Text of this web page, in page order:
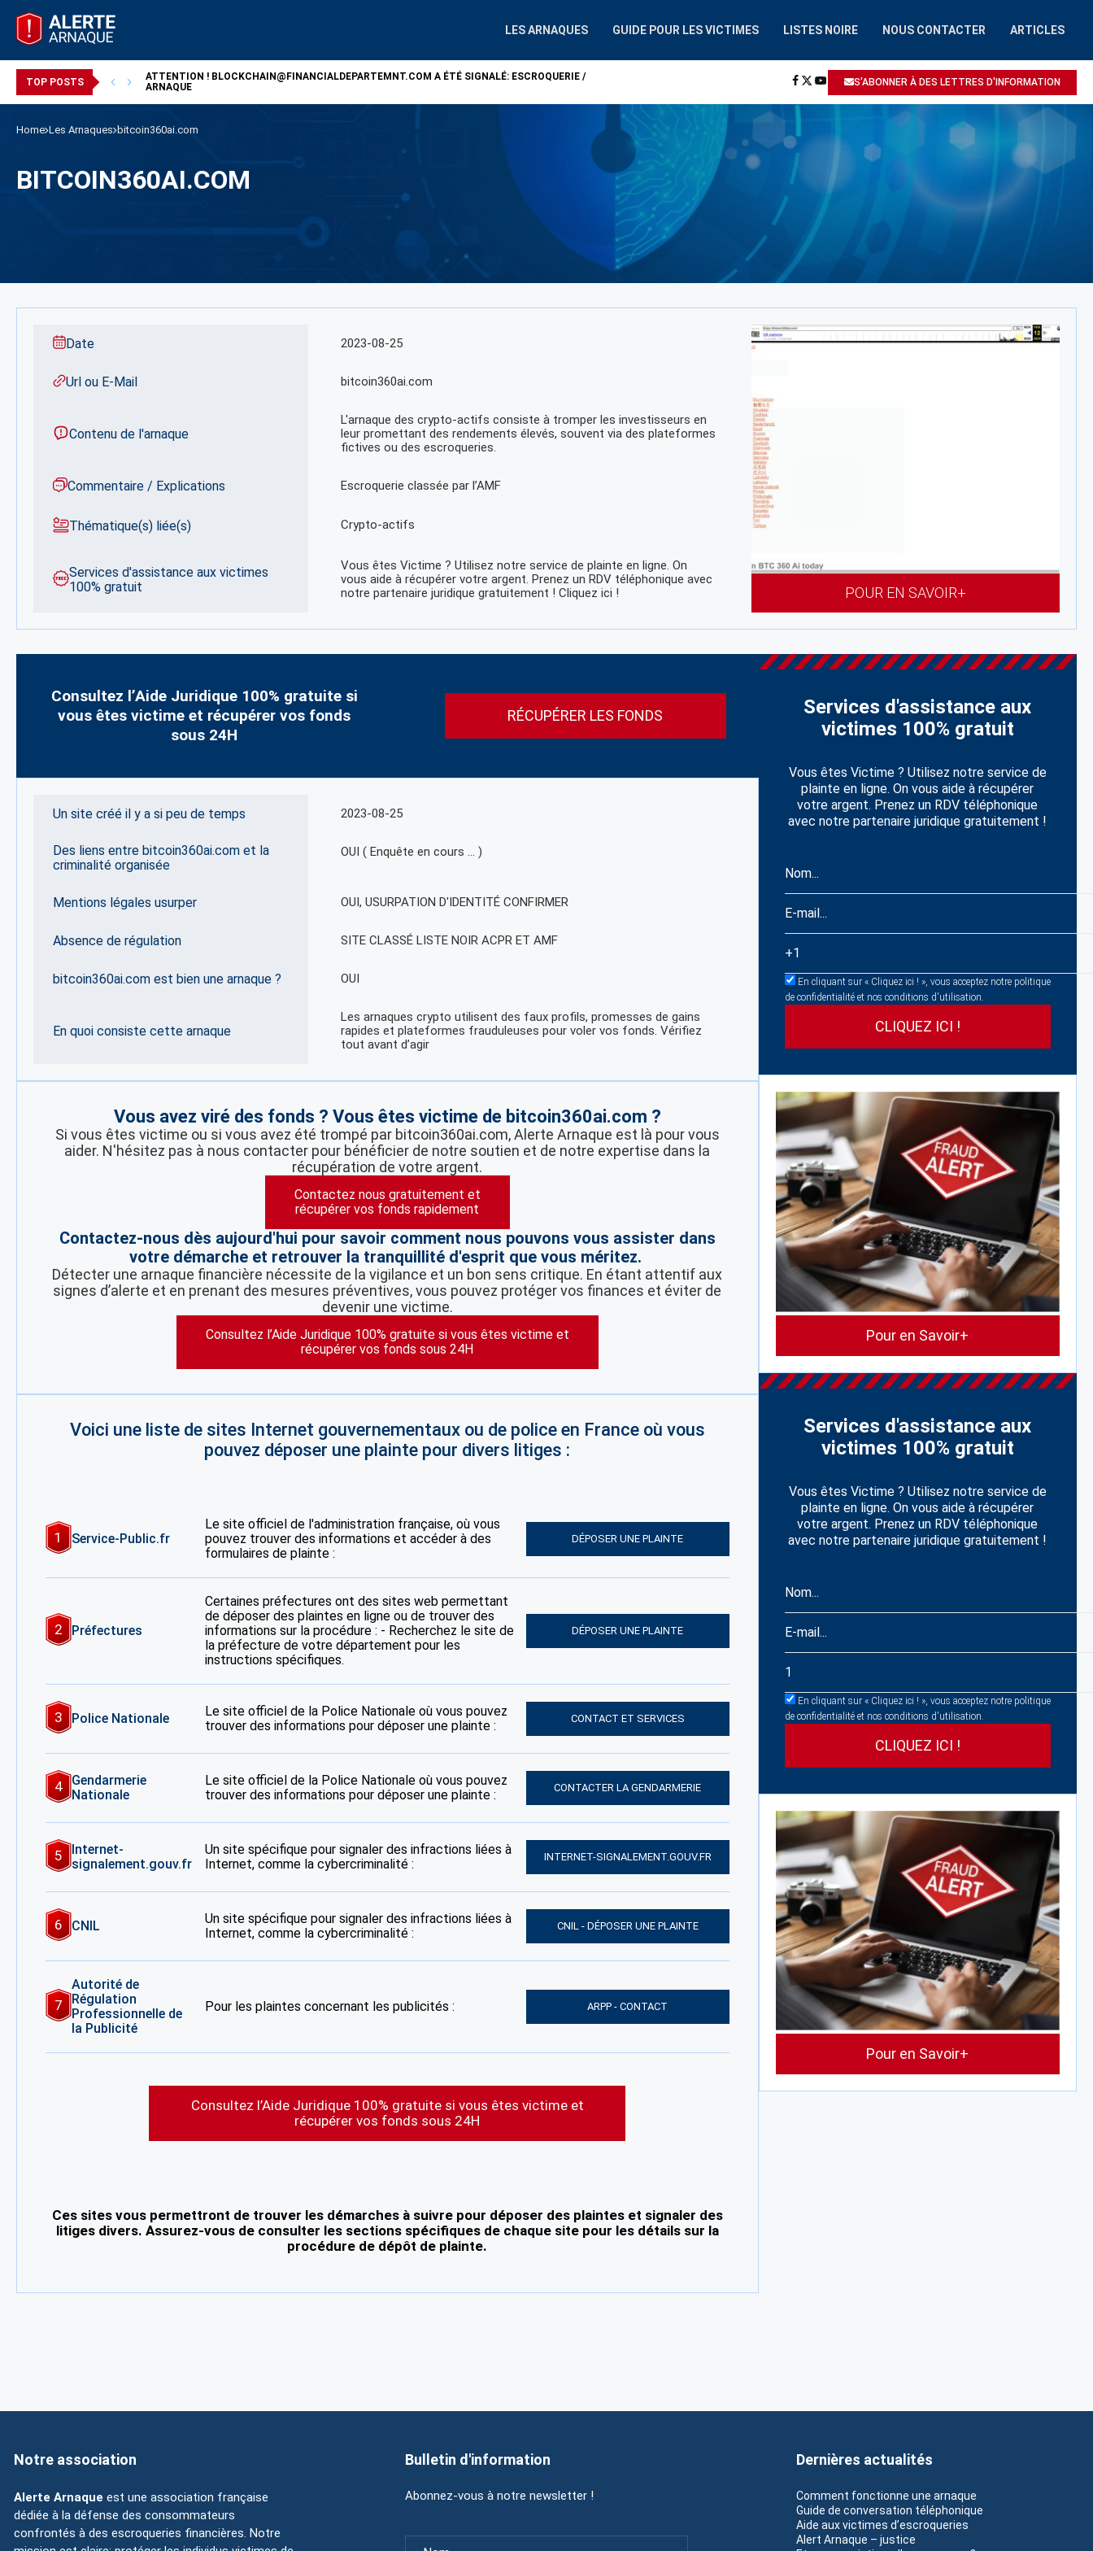
LES ARNAQUES GUIDE POUR LES VICTIMES LISTES NOIRE NOUS CONTACTER ARTICLES
TOP POSTS ATTENTION ! BLOCKCHAIN@FINANCIALDEPARTEMNT.COM A ÉTÉ SIGNALÉ: ESCROQUERIE /
ARNAQUE
ALPHAAIROBOT.COMA ÉTÉ SIGNALÉ: ESCROQUERIE / ARNAQUE
S'ABONNER À DES LETTRES D'INFORMATION
Home Les Arnaques bitcoin360ai.com
BITCOIN360AI.COM
Date 2023-08-25
Url ou E-Mail bitcoin360ai.com
Contenu de l'arnaque
L'arnaque des crypto-actifs consiste à tromper les investisseurs en
leur promettant des rendements élevés, souvent via des plateformes
fictives ou des escroqueries.
Commentaire / Explications Escroquerie classée par l’AMF
Thématique(s) liée(s) Crypto-actifs
Services d'assistance aux victimes
100% gratuit
Vous êtes Victime ? Utilisez notre service de plainte en ligne. On
vous aide à récupérer votre argent. Prenez un RDV téléphonique avec
notre partenaire juridique gratuitement ! Cliquez ici !
POUR EN SAVOIR+
Consultez l’Aide Juridique 100% gratuite si
vous êtes victime et récupérer vos fonds
sous 24H
RÉCUPÉRER LES FONDS
Un site créé il y a si peu de temps 2023-08-25
Des liens entre bitcoin360ai.com et la
criminalité organisée
OUI ( Enquête en cours … )
Mentions légales usurper OUI, USURPATION D'IDENTITÉ CONFIRMER
Absence de régulation SITE CLASSÉ LISTE NOIR ACPR ET AMF
bitcoin360ai.com est bien une arnaque ? OUI
En quoi consiste cette arnaque
Les arnaques crypto utilisent des faux profils, promesses de gains
rapides et plateformes frauduleuses pour voler vos fonds. Vérifiez
tout avant d’agir
Vous avez viré des fonds ? Vous êtes victime de bitcoin360ai.com ?
Si vous êtes victime ou si vous avez été trompé par bitcoin360ai.com, Alerte Arnaque est là pour vous
aider. N'hésitez pas à nous contacter pour bénéficier de notre soutien et de notre expertise dans la
récupération de votre argent.
Contactez nous gratuitement et
récupérer vos fonds rapidement
Contactez-nous dès aujourd'hui pour savoir comment nous pouvons vous assister dans
votre démarche et retrouver la tranquillité d'esprit que vous méritez.
Détecter une arnaque financière nécessite de la vigilance et un bon sens critique. En étant attentif aux
signes d’alerte et en prenant des mesures préventives, vous pouvez protéger vos finances et éviter de
devenir une victime.
Consultez l’Aide Juridique 100% gratuite si vous êtes victime et
récupérer vos fonds sous 24H
Voici une liste de sites Internet gouvernementaux ou de police en France où vous
pouvez déposer une plainte pour divers litiges :
1 Service-Public.fr
Le site officiel de l'administration française, où vous
pouvez trouver des informations et accéder à des
formulaires de plainte :
DÉPOSER UNE PLAINTE
2 Préfectures
Certaines préfectures ont des sites web permettant
de déposer des plaintes en ligne ou de trouver des
informations sur la procédure : - Recherchez le site de
la préfecture de votre département pour les
instructions spécifiques.
DÉPOSER UNE PLAINTE
3 Police Nationale
Le site officiel de la Police Nationale où vous pouvez
trouver des informations pour déposer une plainte :
CONTACT ET SERVICES
4
Gendarmerie
Nationale
Le site officiel de la Police Nationale où vous pouvez
trouver des informations pour déposer une plainte :
CONTACTER LA GENDARMERIE
5
Internet-
signalement.gouv.fr
Un site spécifique pour signaler des infractions liées à
Internet, comme la cybercriminalité :
INTERNET-SIGNALEMENT.GOUV.FR
6 CNIL
Un site spécifique pour signaler des infractions liées à
Internet, comme la cybercriminalité :
CNIL - DÉPOSER UNE PLAINTE
7
Autorité de
Régulation
Professionnelle de
la Publicité
Pour les plaintes concernant les publicités : ARPP - CONTACT
Consultez l’Aide Juridique 100% gratuite si vous êtes victime et
récupérer vos fonds sous 24H
Ces sites vous permettront de trouver les démarches à suivre pour déposer des plaintes et signaler des
litiges divers. Assurez-vous de consulter les sections spécifiques de chaque site pour les détails sur la
procédure de dépôt de plainte.
Services d'assistance aux
victimes 100% gratuit
Vous êtes Victime ? Utilisez notre service de
plainte en ligne. On vous aide à récupérer
votre argent. Prenez un RDV téléphonique
avec notre partenaire juridique gratuitement !
En cliquant sur « Cliquez ici ! », vous acceptez notre politique
de confidentialité et nos conditions d'utilisation.
Pour en Savoir+
Services d'assistance aux
victimes 100% gratuit
Vous êtes Victime ? Utilisez notre service de
plainte en ligne. On vous aide à récupérer
votre argent. Prenez un RDV téléphonique
avec notre partenaire juridique gratuitement !
En cliquant sur « Cliquez ici ! », vous acceptez notre politique
de confidentialité et nos conditions d'utilisation.
Pour en Savoir+
Notre association
Alerte Arnaque est une association française
dédiée à la défense des consommateurs
confrontés à des escroqueries financières. Notre
Bulletin d'information
Abonnez-vous à notre newsletter !
Dernières actualités
Comment fonctionne une arnaque
Guide de conversation téléphonique
Aide aux victimes d’escroqueries
Alert Arnaque – justice